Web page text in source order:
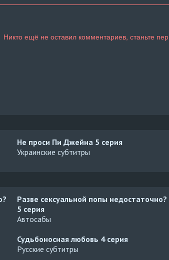
Не проси Пи Джейна 5 серия
Украинские субтитры
Разве сексуальной попы недостаточно?
5 серия
Автосабы
Судьбоносная любовь 4 серия
Русские субтитры